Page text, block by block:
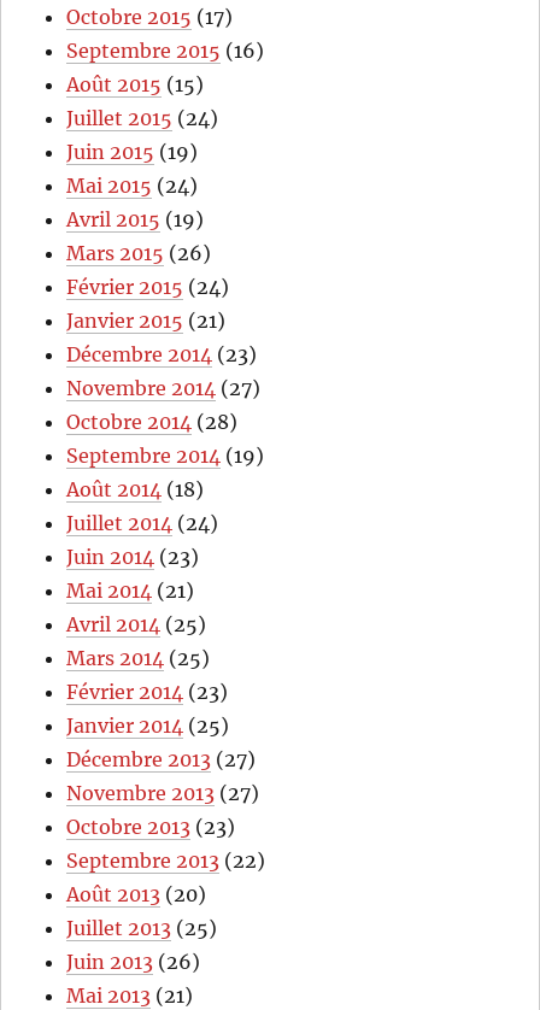
Octobre 2015 (17)
Septembre 2015 (16)
Août 2015 (15)
Juillet 2015 (24)
Juin 2015 (19)
Mai 2015 (24)
Avril 2015 (19)
Mars 2015 (26)
Février 2015 (24)
Janvier 2015 (21)
Décembre 2014 (23)
Novembre 2014 (27)
Octobre 2014 (28)
Septembre 2014 (19)
Août 2014 (18)
Juillet 2014 (24)
Juin 2014 (23)
Mai 2014 (21)
Avril 2014 (25)
Mars 2014 (25)
Février 2014 (23)
Janvier 2014 (25)
Décembre 2013 (27)
Novembre 2013 (27)
Octobre 2013 (23)
Septembre 2013 (22)
Août 2013 (20)
Juillet 2013 (25)
Juin 2013 (26)
Mai 2013 (21)